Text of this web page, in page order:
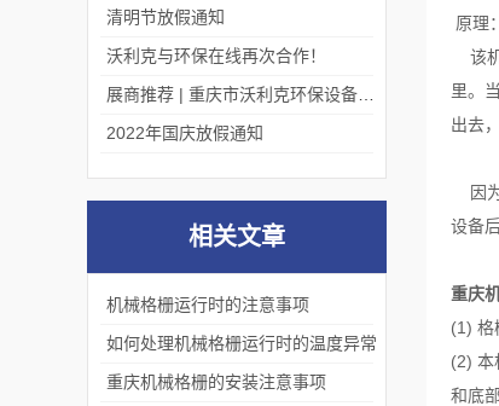
原理：
该机
里。
出去
因为
设备
重庆
(1) 格
(2) 本
和底
清明节放假通知
沃利克与环保在线再次合作！
2022年国庆放假通知
相关文章
机械格栅运行时的注意事项
如何处理机械格栅运行时的温度异常
重庆机械格栅的安装注意事项